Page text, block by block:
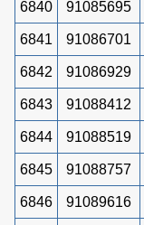
6840 91085695
6841 91086701
6842 91086929
6843 91088412
6844 91088519
6845 91088757
6846 91089616